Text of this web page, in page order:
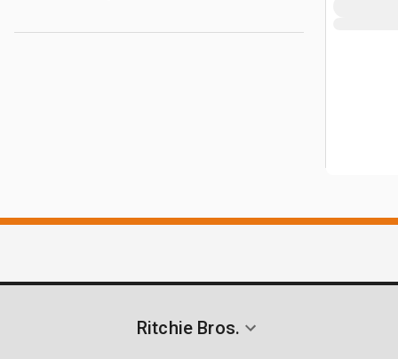
Ritchie Bros.